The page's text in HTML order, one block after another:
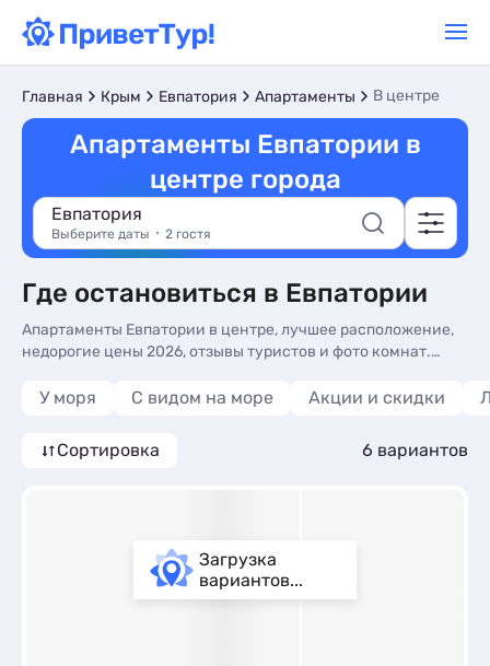
Главная Крым Евпатория Апартаменты В центре
Апартаменты Евпатории в
центре города
Евпатория
Выберите даты 2 гостя
Где остановиться в Евпатории
Апартаменты Евпатории в центре, лучшее расположение,
недорогие цены 2026, отзывы туристов и фото комнат.
более 10 вариантов, от 2300 руб, апартаменты с сменой
возможностями.
У моря С видом на море Акции и скидки
Сортировка 6 вариантов
Загрузка
вариантов...